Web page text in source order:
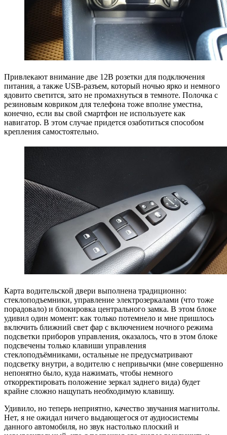
Привлекают внимание две 12В розетки для подключения
питания, а также USB-разъем, который ночью ярко и немного
ядовито светится, зато не промахнуться в темноте. Полочка с
резиновым ковриком для телефона тоже вполне уместна,
конечно, если вы свой смартфон не используете как
навигатор. В этом случае придется озаботиться способом
крепления самостоятельно.
Карта водительской двери выполнена традиционно:
стеклоподъемники, управление электрозеркалами (что тоже
порадовало) и блокировка центрального замка. В этом блоке
удивил один момент: как только потемнело и мне пришлось
включить ближний свет фар с включением ночного режима
подсветки приборов управления, оказалось, что в этом блоке
подсвечены только клавиши управления
стеклоподъёмниками, остальные не предусматривают
подсветку внутри, а водителю с непривычки (мне совершенно
непонятно было, куда нажимать, чтобы немного
откорректировать положение зеркал заднего вида) будет
крайне сложно нащупать необходимую клавишу.
Удивило, но теперь неприятно, качество звучания магнитолы.
Нет, я не ожидал ничего выдающегося от аудиосистемы
данного автомобиля, но звук настолько плоский и